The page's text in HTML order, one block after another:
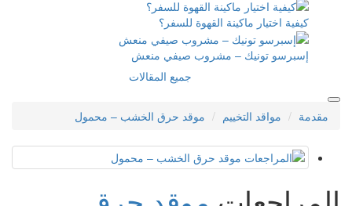
القهوة للسفر؟
– مشروب صيفي منعش
موقد حرق الخشب – محمول